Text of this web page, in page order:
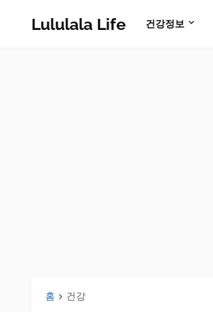
Lululala Life 건강정보
홈 건강